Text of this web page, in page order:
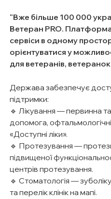
Вже більше 100 000
Ветеран PRO.
сервіси в одному
орієнтуватися у
для ветеранів, ветеранок
Держава забезпечує
підтримки:
🔹 Лікування — первинна
допомога,
«Доступні ліки».
🔹 Протезування —
підвищеної
центрів протезування.
🔹 Стоматологія —
та перелік клінік на мапі.